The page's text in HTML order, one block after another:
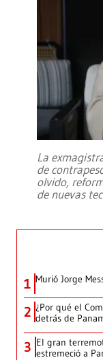
La
de
olvido,
de nuevas
1 Murió Jorge
2 ¿Por qué el
detrás de
3 El gran
estremeció a